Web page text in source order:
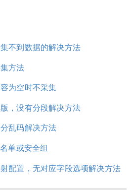
不到数据的解决方法
方法
为空时不采集
，没有分段解决方法
乱码解决方法
单或安全组
配置，无对应字段选项解决方法